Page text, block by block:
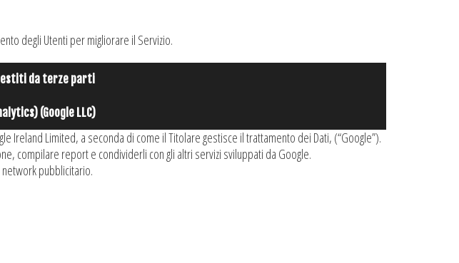
degli Utenti per migliorare il Servizio.
da terze parti
(Google LLC)
Ireland Limited, a seconda di come il Titolare gestisce il trattamento dei Dati, (“Google”).
compilare report e condividerli con gli altri servizi sviluppati da Google.
pubblicitario.